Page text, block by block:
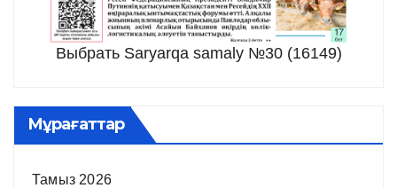
Выбрать Saryarqa samaly №30 (16149)
Мұрағаттар
Тамыз 2026